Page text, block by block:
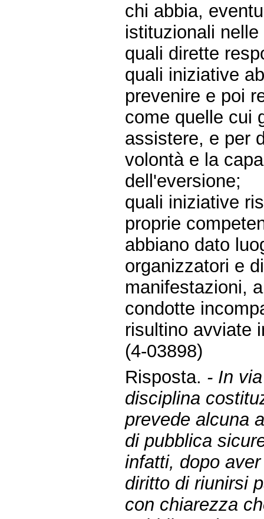
chi abbia,
istituzionali
quali dirette
quali iniziative
prevenire e poi
come quelle cui
assistere, e per
volontà e la
dell'eversione;
quali iniziative
proprie
abbiano dato
organizzatori e
manifestazioni,
condotte
risultino avviate
(4-03898)
Risposta. - In
disciplina
prevede alcuna
di pubblica
infatti, dopo
diritto di riunirsi
con chiarezza